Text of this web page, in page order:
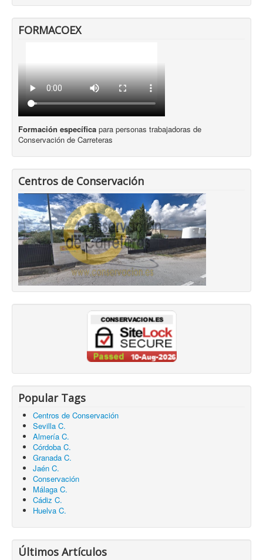
FORMACOEX
Formación específica para personas trabajadoras de
Conservación de Carreteras
Centros de Conservación
Popular Tags
Centros de Conservación
Sevilla C.
Almería C.
Córdoba C.
Granada C.
Jaén C.
Conservación
Málaga C.
Cádiz C.
Huelva C.
Últimos Artículos